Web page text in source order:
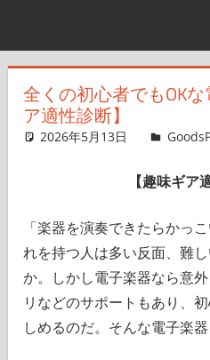
全くの初心者でもOK
ア適性診断】
2026年5月13日
【趣味ギア
「楽器を演奏できたらかっ
れを持つ人は多い反面、難
か。しかし電子楽器なら意
リなどのサポートもあり、
しめるのだ。そんな電子楽